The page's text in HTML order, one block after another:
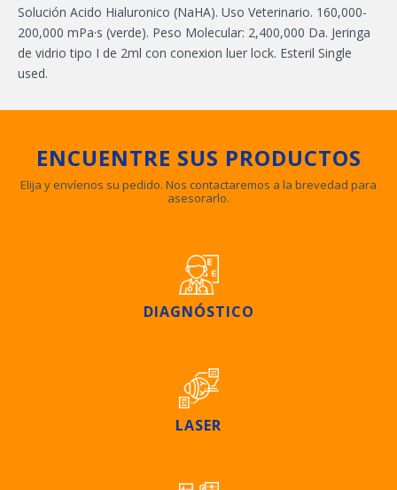
Solución Acido Hialuronico (NaHA). Uso Veterinario. 160,000-
200,000 mPa·s (verde). Peso Molecular: 2,400,000 Da. Jeringa
de vidrio tipo I de 2ml con conexion luer lock. Esteril Single
used.
ENCUENTRE SUS PRODUCTOS
Elija y envíenos su pedido. Nos contactaremos a la brevedad para
asesorarlo.
DIAGNÓSTICO
LASER